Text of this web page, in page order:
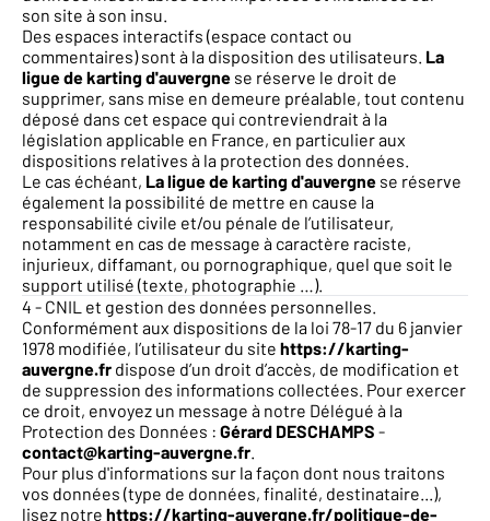
son site à son insu.
Des espaces interactifs (espace contact ou
commentaires) sont à la disposition des utilisateurs. La
ligue de karting d'auvergne se réserve le droit de
supprimer, sans mise en demeure préalable, tout contenu
déposé dans cet espace qui contreviendrait à la
législation applicable en France, en particulier aux
dispositions relatives à la protection des données.
Le cas échéant, La ligue de karting d'auvergne se réserve
également la possibilité de mettre en cause la
responsabilité civile et/ou pénale de l’utilisateur,
notamment en cas de message à caractère raciste,
injurieux, diffamant, ou pornographique, quel que soit le
support utilisé (texte, photographie …).
4 - CNIL et gestion des données personnelles.
Conformément aux dispositions de la loi 78-17 du 6 janvier
1978 modifiée, l’utilisateur du site https://karting-
auvergne.fr dispose d’un droit d’accès, de modification et
de suppression des informations collectées. Pour exercer
ce droit, envoyez un message à notre Délégué à la
Protection des Données : Gérard DESCHAMPS -
contact@karting-auvergne.fr.
Pour plus d'informations sur la façon dont nous traitons
vos données (type de données, finalité, destinataire...),
lisez notre https://karting-auvergne.fr/politique-de-